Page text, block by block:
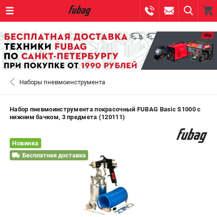
ВХОД ИЛИ РЕГИСТРАЦИЯ
+7 (8112) 59-10-67 - ЗАКАЗ ЗАПЧАСТЕЙ
+7 (812) 317-60-57 - ЗАКАЗ ИЗДЕЛИЙ
САНКТ-ПЕТЕРБУРГ
0 ₽
Наборы пневмоинструмента
Набор пневмоинструмента покрасочный FUBAG Basic S1000 с
нижним бачком, 3 предмета (120111)
Новинка
Бесплатная доставка